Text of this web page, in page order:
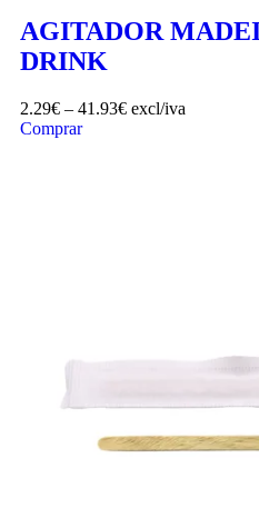
AGITADOR
DRINK
2.29€ – 41.93€ excl/iva
Comprar